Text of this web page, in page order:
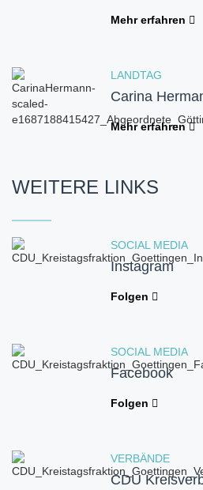
Mehr erfahren
LANDTAG
Carina
Mehr erfahren
WEITERE LINKS
SOCIAL MEDIA
Instagram
Folgen
SOCIAL MEDIA
Facebook
Folgen
VERBÄNDE
CDU